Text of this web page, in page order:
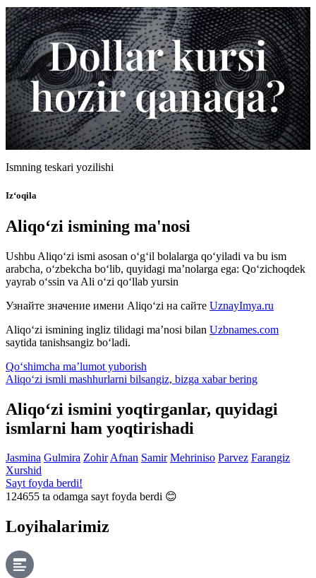
Ismning teskari yozilishi
Iz‘oqila
Aliqo‘zi ismining ma'nosi
Ushbu Aliqo‘zi ismi asosan o‘g‘il bolalarga qo‘yiladi va bu ism
arabcha, o‘zbekcha bo‘lib, quyidagi ma’nolarga ega: Qo‘zichoqdek
yayrab o‘ssin va Ali o‘zi qo‘llab yursin
Узнайте значение имени Aliqo‘zi на сайте UznayImya.ru
Aliqo‘zi ismining ingliz tilidagi ma’nosi bilan Uzbnames.com
saytida tanishsangiz bo‘ladi.
Qo‘shimcha ma’lumot yuborish
Aliqo‘zi ismli mashhurlarni bilsangiz, bizga xabar bering
Aliqo‘zi ismini yoqtirganlar, quyidagi
ismlarni ham yoqtirishadi
Jasmina Gulmira ZohirAfnan Samir Mehriniso Parvez Farangiz
Xurshid
Sayt foyda berdi!
124655 ta odamga sayt foyda berdi 😊
Loyihalarimiz